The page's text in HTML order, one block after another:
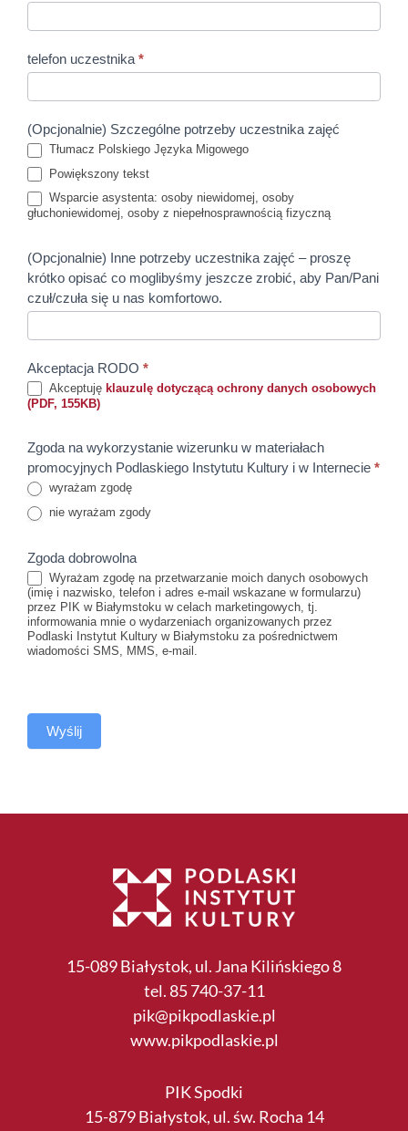
telefon uczestnika *
(Opcjonalnie) Szczególne potrzeby uczestnika zajęć
Tłumacz Polskiego Języka Migowego
Powiększony tekst
Wsparcie asystenta: osoby niewidomej, osoby
głuchoniewidomej, osoby z niepełnosprawnością fizyczną
(Opcjonalnie) Inne potrzeby uczestnika zajęć – proszę
krótko opisać co moglibyśmy jeszcze zrobić, aby Pan/Pani
czuł/czuła się u nas komfortowo.
Akceptacja RODO *
Akceptuję klauzulę dotyczącą ochrony danych osobowych
(PDF, 155KB)
Zgoda na wykorzystanie wizerunku w materiałach
promocyjnych Podlaskiego Instytutu Kultury i w Internecie *
wyrażam zgodę
nie wyrażam zgody
Zgoda dobrowolna
Wyrażam zgodę na przetwarzanie moich danych osobowych
(imię i nazwisko, telefon i adres e-mail wskazane w formularzu)
przez PIK w Białymstoku w celach marketingowych, tj.
informowania mnie o wydarzeniach organizowanych przez
Podlaski Instytut Kultury w Białymstoku za pośrednictwem
wiadomości SMS, MMS, e-mail.
Wyślij
15-089 Białystok, ul. Jana Kilińskiego 8
tel. 85 740-37-11
pik@pikpodlaskie.pl
www.pikpodlaskie.pl
PIK Spodki
15-879 Białystok, ul. św. Rocha 14